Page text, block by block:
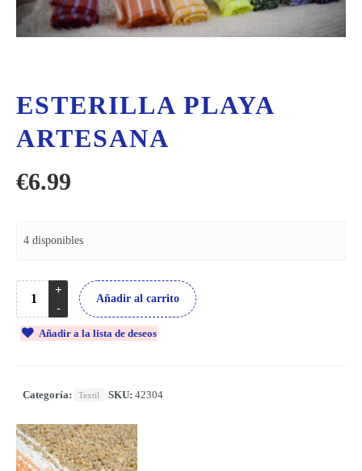
ESTERILLA PLAYA
ARTESANA
€6.99
4 disponibles
Añadir al carrito
Añadir a la lista de deseos
Categoría: Textil SKU: 42304